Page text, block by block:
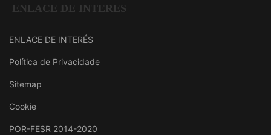
ENLACE DE INTERES
ENLACE DE INTERÉS
Política de Privacidade
Sitemap
Cookie
POR-FESR 2014-2020